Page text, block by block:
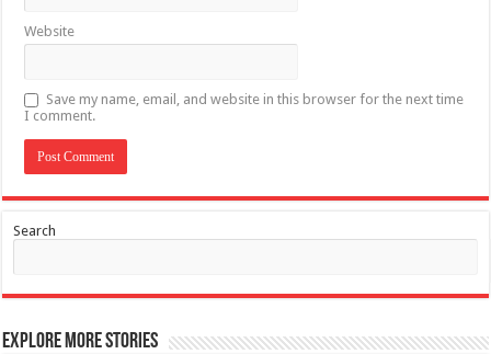
Website
Save my name, email, and website in this browser for the next time
I comment.
Search
Explore More Stories